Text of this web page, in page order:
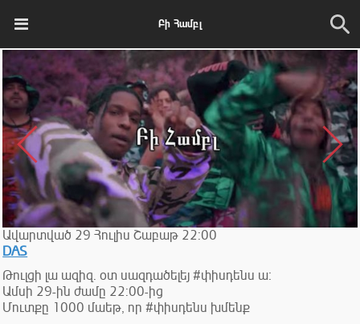
Բի Համբլ
Ավարտված 29 Հուլիս Շաբաթ 22:00
DAS
Թուլցի լա ազիզ. oտ սազդածելեյ #փիսդենս ա։
Ամսի 29-ին ժամը 22:00-ից
Մուտքը 1000 մաեթ, որ #փիսդենս խմենք